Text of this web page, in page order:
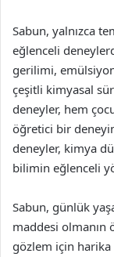
Sabun, yalnızca
eğlenceli
gerilimi,
çeşitli kimyasal
deneyler, hem
öğretici bir
deneyler, kimya
bilimin eğlenceli
Sabun, günlük
maddesi olmanın
gözlem için